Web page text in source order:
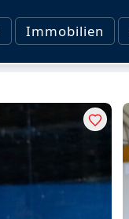
Immobilien